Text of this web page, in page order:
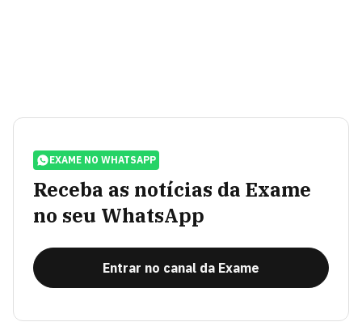
EXAME NO WHATSAPP
Receba as notícias da Exame
no seu WhatsApp
Entrar no canal da Exame